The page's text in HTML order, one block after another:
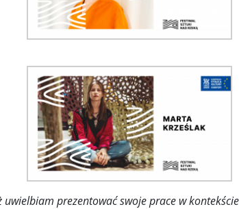
100 tys. Holendrów zabroniło sobie uprawiania haza
trzęsienie ziemi u wybrzeży Rosji. Alarm n ...
Oczkoś o rekonstrukcji rządu: Nie było ...
niespokojnie w Azji. Tajlandia oskarża Kambod ...
uwielbiam prezentować swoje prace w kontekście